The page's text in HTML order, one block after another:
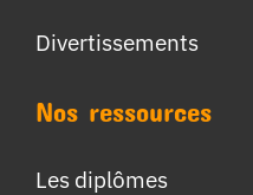
Divertissements
Nos ressources
Les diplômes